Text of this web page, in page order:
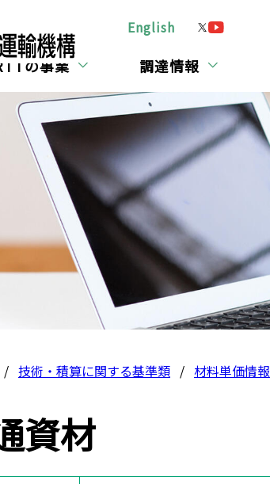
English
の事業 調達情報
技術・積算に関する基準類 材料単価情報
資材